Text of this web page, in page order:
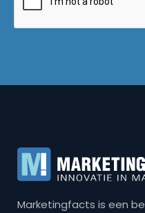
Marketingfacts is een